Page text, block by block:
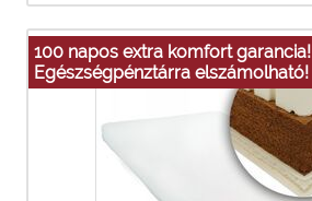
100 napos extra komfort garancia!
Egészségpénztárra elszámolható!